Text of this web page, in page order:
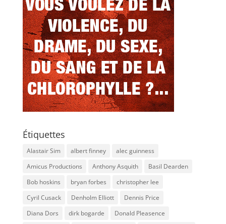
Étiquettes
Alastair Sim albert finney
alec guinness
Amicus Productions
Anthony Asquith
Basil Dearden
Bob hoskins
bryan forbes
christopher lee
Cyril Cusack
Denholm Elliott
Dennis Price
Diana Dors
dirk bogarde
Donald Pleasence